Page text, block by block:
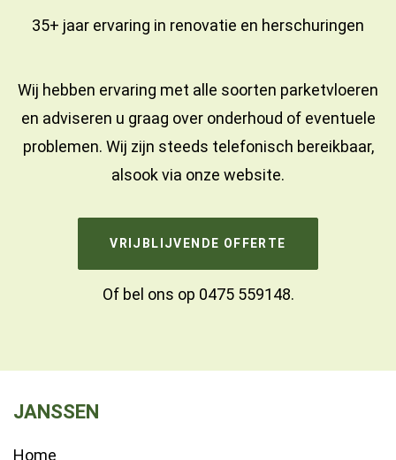
35+ jaar ervaring in renovatie en herschuringen
Wij hebben ervaring met alle soorten parketvloeren
en adviseren u graag over onderhoud of eventuele
problemen. Wij zijn steeds telefonisch bereikbaar,
alsook via onze website.
VRIJBLIJVENDE OFFERTE
Of bel ons op 0475 559148.
JANSSEN
Home